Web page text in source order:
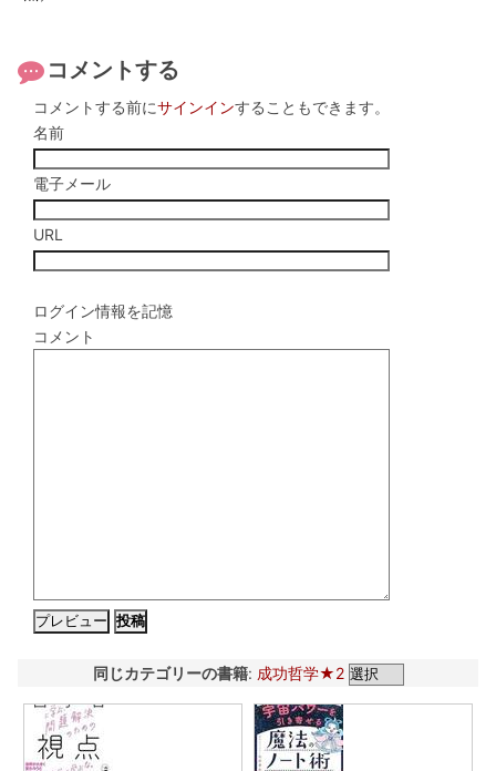
コメントする
コメントする前にサインインすることもできます。
名前
電子メール
URL
ログイン情報を記憶
コメント
同じカテゴリーの書籍: 成功哲学★2